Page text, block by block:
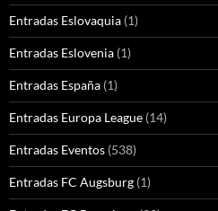
Entradas Eslovaquia (1)
Entradas Eslovenia (1)
Entradas España (1)
Entradas Europa League (14)
Entradas Eventos (538)
Entradas FC Augsburg (1)